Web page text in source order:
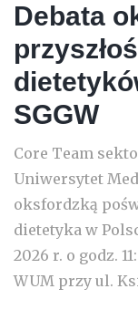
Debata
SGGW
Core Team
Uniwersytet
oksfordzką
dietetyka w
2026 r. o godz.
WUM przy ul.